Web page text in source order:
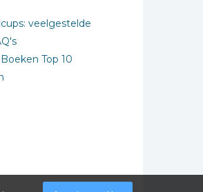
veelgestelde
Top 10